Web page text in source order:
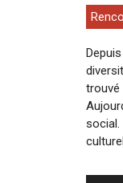
trouvé
social.